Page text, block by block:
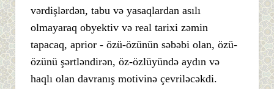
vərdişlərdən, tabu və yasaqlardan asılı
olmayaraq obyektiv və real tarixi zəmin
tapacaq, aprior - özü-özünün səbəbi olan, özü-
özünü şərtləndirən, öz-özlüyündə aydın və
haqlı olan davranış motivinə çevriləcəkdi.